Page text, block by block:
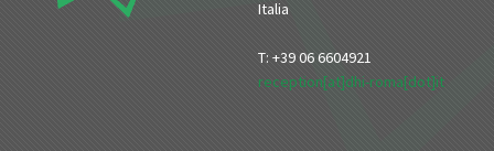
Italia
T: +39 06 6604921
reception[at]dhi-roma[dot]it